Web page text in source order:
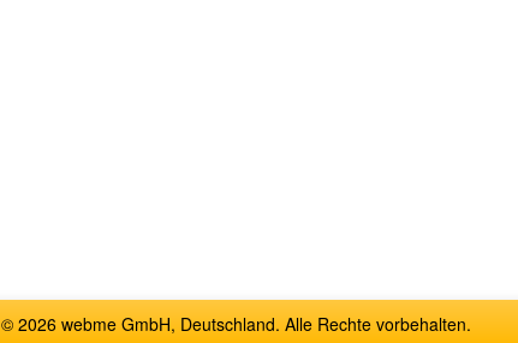
© 2026 webme GmbH, Deutschland. Alle Rechte vorbehalten.